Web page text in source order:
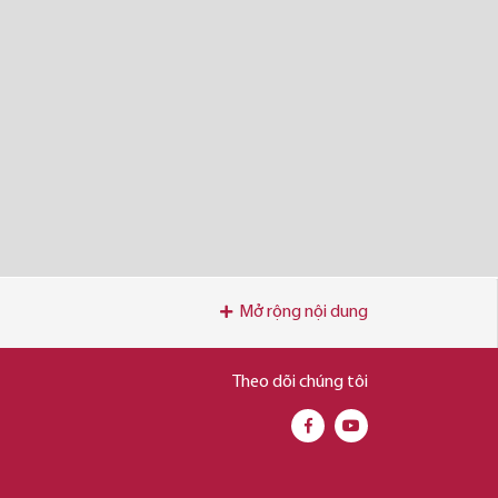
Mở rộng nội dung
Theo dõi chúng tôi